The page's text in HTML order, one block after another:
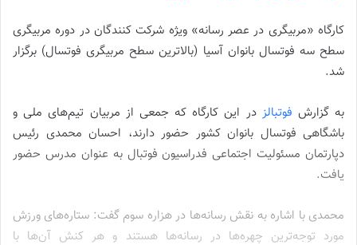
کارگاه «مربیگری در عصر رسانه» ویژه شرکت کنندگان در دوره مربیگری
سطح سه فوتسال بانوان آسیا (بالاترین سطح مربیگری فوتسال) برگزار
شد.
به گزارش فوتبالز در این کارگاه که جمعی از مربیان تیم‌های ملی و
باشگاهی فوتسال بانوان کشور حضور دارند، احسان محمدی رئیس
دپارتمان مسئولیت اجتماعی فدراسیون فوتبال به عنوان مدرس حضور
یافت.
محمدی با اشاره به نقش رسانه‌ها در هزاره سوم گفت: ستاره‌های ورزش
مورد توجه‌ترین چهره‌ها در رسانه‎‌‌ها هستند و هر کنش آن‌ها با